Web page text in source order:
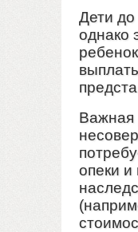
Дети до
однако
Важная
опеки и